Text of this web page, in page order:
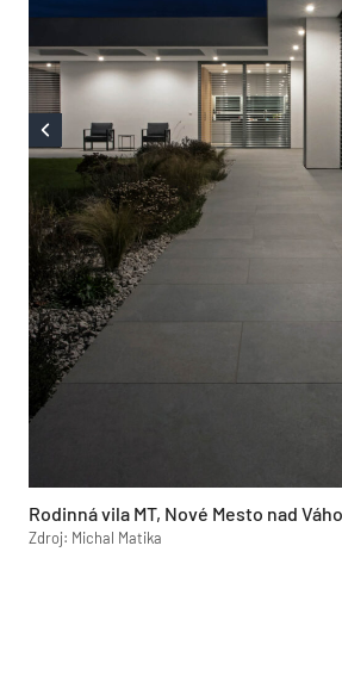
Rodinná vila MT, Nové Mesto nad
Zdroj: Michal Matika